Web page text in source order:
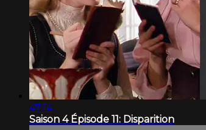
47:14
Saison 4 Épisode 11: Disparition